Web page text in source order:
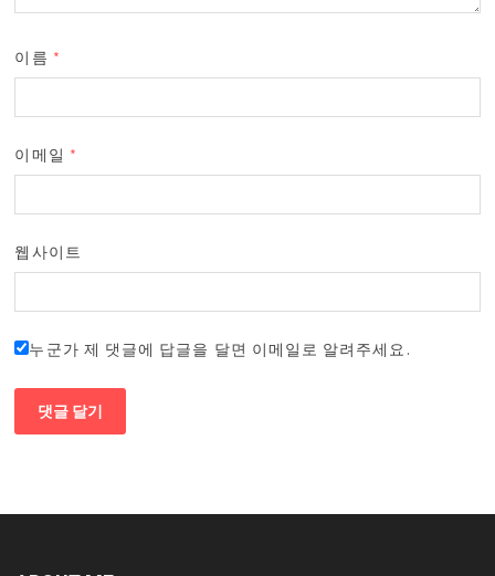
이름 *
이메일 *
웹사이트
누군가 제 댓글에 답글을 달면 이메일로 알려주세요.